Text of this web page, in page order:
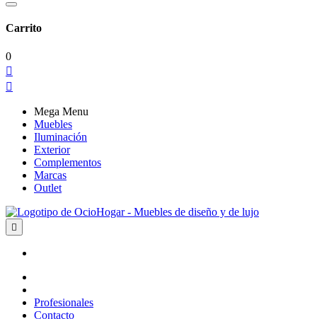
Carrito
0


Mega Menu
Muebles
Iluminación
Exterior
Complementos
Marcas
Outlet

Profesionales
Contacto